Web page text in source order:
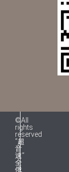
©All
rights
reserved
“超
音
速”
全
俄